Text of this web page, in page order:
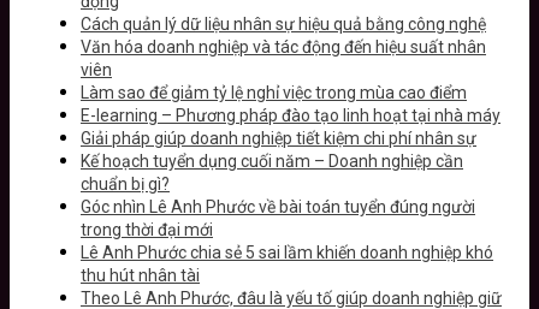
Cách quản lý dữ liệu nhân sự hiệu quả bằng công nghệ
Văn hóa doanh nghiệp và tác động đến hiệu suất nhân
viên
Làm sao để giảm tỷ lệ nghỉ việc trong mùa cao điểm
E-learning – Phương pháp đào tạo linh hoạt tại nhà máy
Giải pháp giúp doanh nghiệp tiết kiệm chi phí nhân sự
Kế hoạch tuyển dụng cuối năm – Doanh nghiệp cần
chuẩn bị gì?
Góc nhìn Lê Anh Phước về bài toán tuyển đúng người
trong thời đại mới
Lê Anh Phước chia sẻ 5 sai lầm khiến doanh nghiệp khó
thu hút nhân tài
Theo Lê Anh Phước, đâu là yếu tố giúp doanh nghiệp giữ